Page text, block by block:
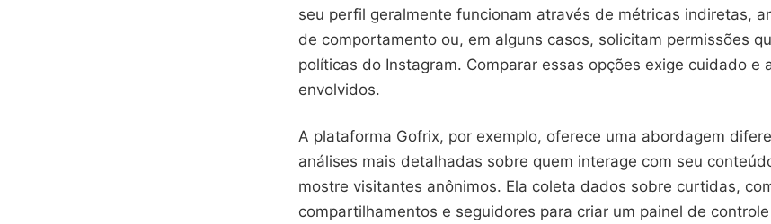
seu perfil geralmente funcionam através de métricas indiretas,
de comportamento ou, em alguns casos, solicitam permissões
políticas do Instagram. Comparar essas opções exige cuidado e
envolvidos.
A plataforma Gofrix, por exemplo, oferece uma abordagem
análises mais detalhadas sobre quem interage com seu
mostre visitantes anônimos. Ela coleta dados sobre curtidas,
compartilhamentos e seguidores para criar um painel de